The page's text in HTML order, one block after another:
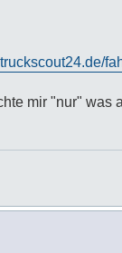
mir "nur" was